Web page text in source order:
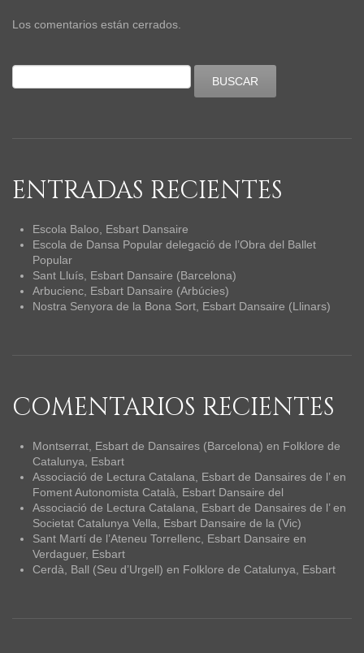
Los comentarios están cerrados.
ENTRADAS RECIENTES
Escola Baloo, Esbart Dansaire
Escola de Dansa Popular delegació de l’Obra del Ballet
Popular
Sant Lluís, Esbart Dansaire (Barcelona)
Arbucienc, Esbart Dansaire (Arbúcies)
Nostra Senyora de la Bona Sort, Esbart Dansaire (Llinars)
COMENTARIOS RECIENTES
Montserrat, Esbart de Dansaires (Barcelona) en Folklore de
Catalunya, Esbart
Associació de Lectura Catalana, Esbart de Dansaires de l’en
Foment Autonomista Català, Esbart Dansaire del
Associació de Lectura Catalana, Esbart de Dansaires de l’en
Societat Catalunya Vella, Esbart Dansaire de la (Vic)
Sant Martí de l’Ateneu Torrellenc, Esbart Dansaire en
Verdaguer, Esbart
Cerdà, Ball (Seu d’Urgell) en Folklore de Catalunya, Esbart